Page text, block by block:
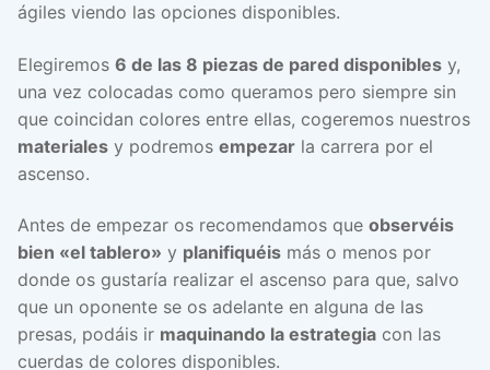
ágiles viendo las opciones disponibles.
Elegiremos 6 de las 8 piezas de pared disponibles y,
una vez colocadas como queramos pero siempre sin
que coincidan colores entre ellas, cogeremos nuestros
materiales y podremos empezar la carrera por el
ascenso.
Antes de empezar os recomendamos que observéis
bien «el tablero» y planifiquéis más o menos por
donde os gustaría realizar el ascenso para que, salvo
que un oponente se os adelante en alguna de las
presas, podáis ir maquinando la estrategia con las
cuerdas de colores disponibles.